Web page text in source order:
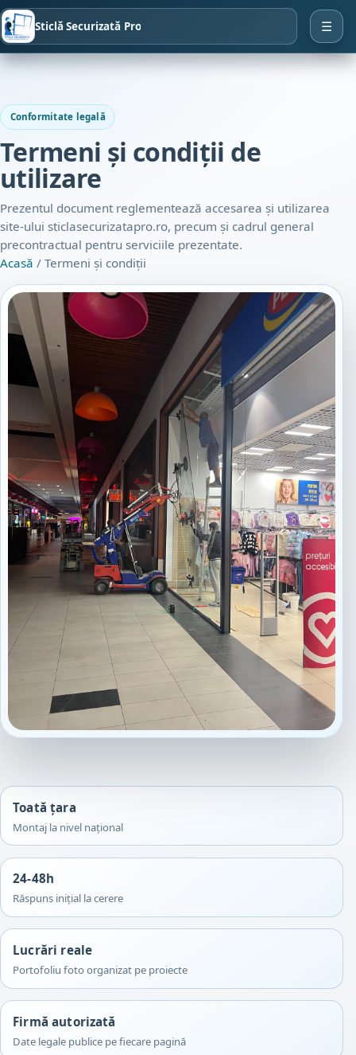
Sticlă Securizată Pro ☰
Conformitate legală
Termeni și condiții de
utilizare
Prezentul document reglementează accesarea și utilizarea
site-ului sticlasecurizatapro.ro, precum și cadrul general
precontractual pentru serviciile prezentate.
Acasă / Termeni și condiții
Toată țara
Montaj la nivel național
24-48h
Răspuns inițial la cerere
Lucrări reale
Portofoliu foto organizat pe proiecte
Firmă autorizată
Date legale publice pe fiecare pagină